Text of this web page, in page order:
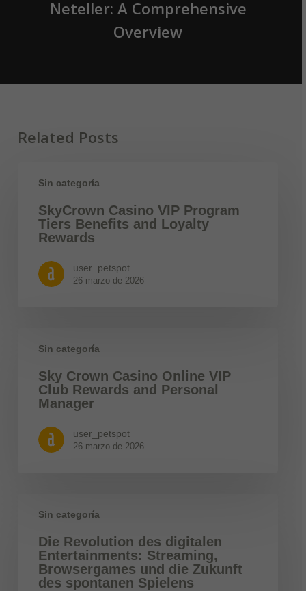
Neteller: A Comprehensive
Overview
Related Posts
Sin categoría
SkyCrown Casino VIP Program
Tiers Benefits and Loyalty
Rewards
user_petspot
26 marzo de 2026
Sin categoría
Sky Crown Casino Online VIP
Club Rewards and Personal
Manager
user_petspot
26 marzo de 2026
Sin categoría
Die Revolution des digitalen
Entertainments: Streaming,
Browsergames und die Zukunft
des spontanen Spielens